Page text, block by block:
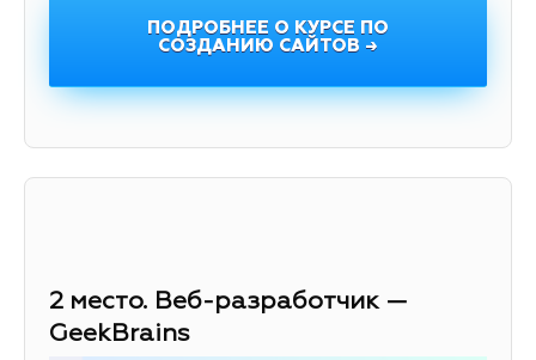
ПОДРОБНЕЕ О КУРСЕ ПО
СОЗДАНИЮ САЙТОВ →
2 место. Веб-разработчик —
GeekBrains